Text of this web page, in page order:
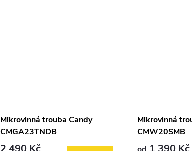
Mikrovlnná trouba Candy
CMGA23TNDB
2 490 Kč
Mikrovlnná
CMW20SMB
od 1 390 Kč